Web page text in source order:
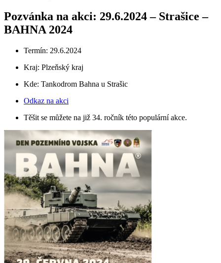
Pozvánka na akci: 29.6.2024 – Strašice –
BAHNA 2024
Termín: 29.6.2024
Kraj: Plzeňský kraj
Kde: Tankodrom Bahna u Strašic
Odkaz na akci
Těšit se můžete na již 34. ročník této populární akce.